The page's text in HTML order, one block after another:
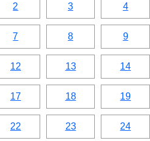
2 3 4
7 8 9
12 13 14
17 18 19
22 23 24